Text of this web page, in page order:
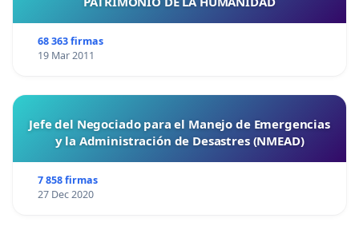
68 363 firmas
19 Mar 2011
Jefe del Negociado para el Manejo de Emergencias
y la Administración de Desastres (NMEAD)
7 858 firmas
27 Dec 2020